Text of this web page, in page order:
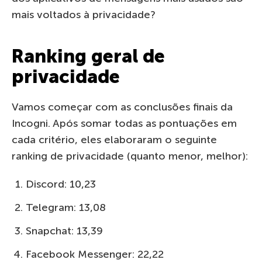
mais voltados à privacidade?
Ranking geral de
privacidade
Vamos começar com as conclusões finais da
Incogni. Após somar todas as pontuações em
cada critério, eles elaboraram o seguinte
ranking de privacidade (quanto menor, melhor):
Discord: 10,23
Telegram: 13,08
Snapchat: 13,39
Facebook Messenger: 22,22